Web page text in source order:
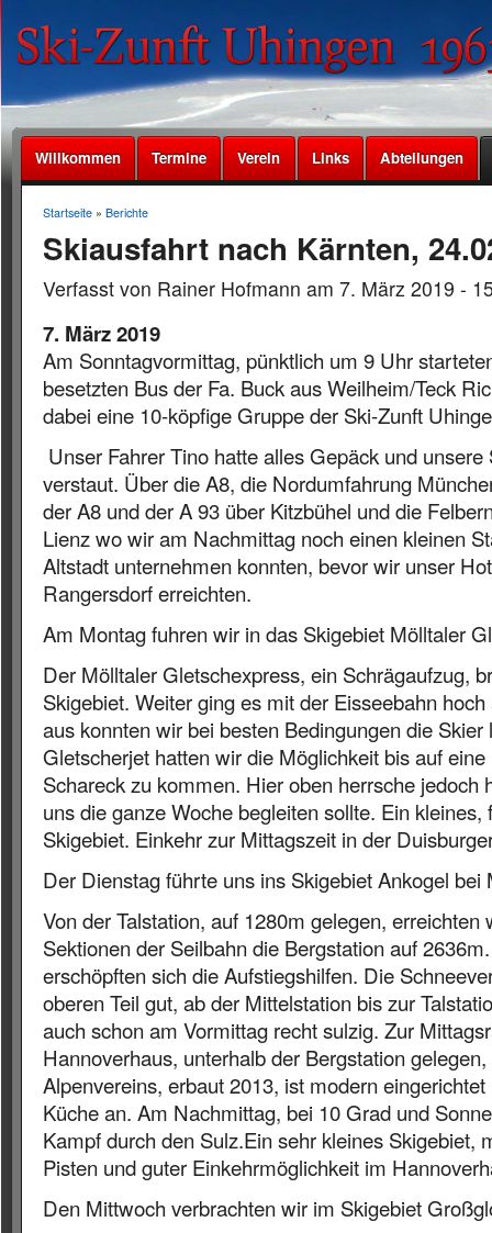
Willkommen Termine Verein Links Abteilungen
Startseite» Berichte
Skiausfahrt nach Kärnten,
Verfasst von Rainer Hofmann am 7. März 2019 -
7. März 2019
Am Sonntagvormittag, pünktlich um 9 Uhr
besetzten Bus der Fa. Buck aus Weilheim/Teck
dabei eine 10-köpfige Gruppe der Ski-Zunft
Unser Fahrer Tino hatte alles Gepäck und unsere
verstaut. Über die A8, die Nordumfahrung
der A8 und der A 93 über Kitzbühel und die
Lienz wo wir am Nachmittag noch einen kleinen
Altstadt unternehmen konnten, bevor wir unser
Rangersdorf erreichten.
Am Montag fuhren wir in das Skigebiet Mölltaler
Der Mölltaler Gletschexpress, ein Schrägaufzug,
Skigebiet. Weiter ging es mit der Eisseebahn
aus konnten wir bei besten Bedingungen die
Gletscherjet hatten wir die Möglichkeit bis auf
Schareck zu kommen. Hier oben herrsche jedoch
uns die ganze Woche begleiten sollte. Ein kleines,
Skigebiet. Einkehr zur Mittagszeit in der
Der Dienstag führte uns ins Skigebiet Ankogel bei
Von der Talstation, auf 1280m gelegen, erreichten
Sektionen der Seilbahn die Bergstation auf
erschöpften sich die Aufstiegshilfen. Die
oberen Teil gut, ab der Mittelstation bis zur
auch schon am Vormittag recht sulzig. Zur
Hannoverhaus, unterhalb der Bergstation
Alpenvereins, erbaut 2013, ist modern
Küche an. Am Nachmittag, bei 10 Grad und
Kampf durch den Sulz.Ein sehr kleines Skigebiet,
Pisten und guter Einkehrmöglichkeit im
Den Mittwoch verbrachten wir im Skigebiet